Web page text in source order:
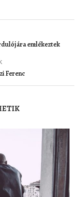
emlékeztek
Ferenc